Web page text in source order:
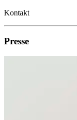
Kontakt
Presse